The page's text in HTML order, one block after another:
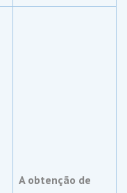
A obtenção de